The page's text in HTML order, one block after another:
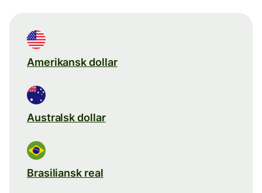
Amerikansk dollar
Australsk dollar
Brasiliansk real